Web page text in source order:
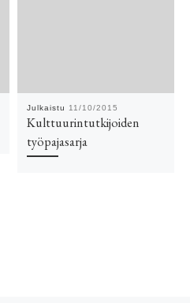
Julkaistu 11/10/2015
Kulttuurintutkijoiden
työpajasarja